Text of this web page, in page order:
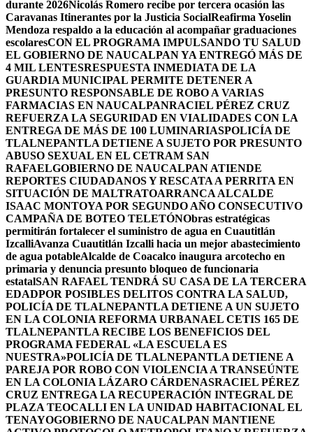
durante 2026Nicolás Romero recibe por tercera ocasión las
Caravanas Itinerantes por la Justicia SocialReafirma Yoselin
Mendoza respaldo a la educación al acompañar graduaciones
escolaresCON EL PROGRAMA IMPULSANDO TU SALUD
EL GOBIERNO DE NAUCALPAN YA ENTREGÓ MÁS DE
4 MIL LENTESRESPUESTA INMEDIATA DE LA
GUARDIA MUNICIPAL PERMITE DETENER A
PRESUNTO RESPONSABLE DE ROBO A VARIAS
FARMACIAS EN NAUCALPANRACIEL PÉREZ CRUZ
REFUERZA LA SEGURIDAD EN VIALIDADES CON LA
ENTREGA DE MÁS DE 100 LUMINARIASPOLICÍA DE
TLALNEPANTLA DETIENE A SUJETO POR PRESUNTO
ABUSO SEXUAL EN EL CETRAM SAN
RAFAELGOBIERNO DE NAUCALPAN ATIENDE
REPORTES CIUDADANOS Y RESCATA A PERRITA EN
SITUACIÓN DE MALTRATOARRANCA ALCALDE
ISAAC MONTOYA POR SEGUNDO AÑO CONSECUTIVO
CAMPAÑA DE BOTEO TELETÓNObras estratégicas
permitirán fortalecer el suministro de agua en Cuautitlán
IzcalliAvanza Cuautitlán Izcalli hacia un mejor abastecimiento
de agua potableAlcalde de Coacalco inaugura arcotecho en
primaria y denuncia presunto bloqueo de funcionaria
estatalSAN RAFAEL TENDRÁ SU CASA DE LA TERCERA
EDADPOR POSIBLES DELITOS CONTRA LA SALUD,
POLICÍA DE TLALNEPANTLA DETIENE A UN SUJETO
EN LA COLONIA REFORMA URBANAEL CETIS 165 DE
TLALNEPANTLA RECIBE LOS BENEFICIOS DEL
PROGRAMA FEDERAL «LA ESCUELA ES
NUESTRA»POLICÍA DE TLALNEPANTLA DETIENE A
PAREJA POR ROBO CON VIOLENCIA A TRANSEÚNTE
EN LA COLONIA LÁZARO CÁRDENASRACIEL PÉREZ
CRUZ ENTREGA LA RECUPERACIÓN INTEGRAL DE
PLAZA TEOCALLI EN LA UNIDAD HABITACIONAL EL
TENAYOGOBIERNO DE NAUCALPAN MANTIENE